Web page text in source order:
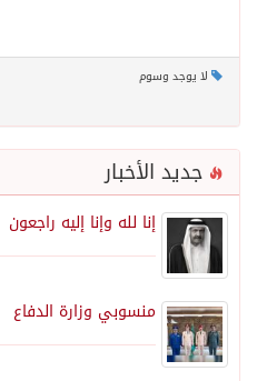
لا يوجد وسوم
جديد الأخبار
إنا لله وإنا إليه راجعون
منسوبي وزارة الدفاع